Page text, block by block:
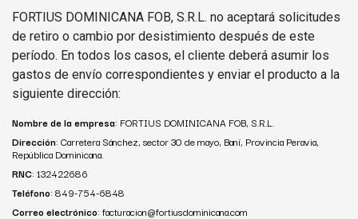
FORTIUS DOMINICANA FOB, S.R.L. no aceptará solicitudes
de retiro o cambio por desistimiento después de este
período. En todos los casos, el cliente deberá asumir los
gastos de envío correspondientes y enviar el producto a la
siguiente dirección:
Nombre de la empresa: FORTIUS DOMINICANA FOB, S.R.L.
Dirección: Carretera Sánchez, sector 30 de mayo, Baní, Provincia Peravia,
República Dominicana.
RNC: 132422686
Teléfono: 849-754-6848
Correo electrónico: facturacion@fortiusdominicana.com